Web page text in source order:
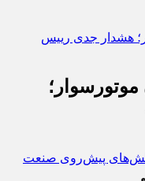
موتورسوار؛